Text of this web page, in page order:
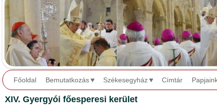
Főoldal Bemutatkozás Székesegyház Címtár
XIV. Gyergyói főesperesi kerület